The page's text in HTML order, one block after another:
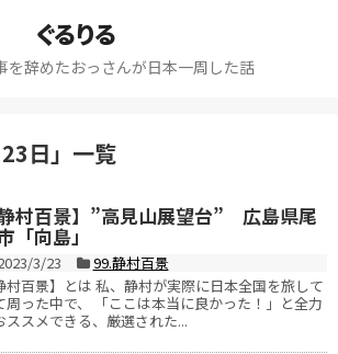
ぐるりる
を辞めたおっさんが日本一周した話
日」 一覧
静村百景】”高見山展望台” 広島県尾
「向島」
3/23
99.静村百景
村百景】とは 私、静村が実際に日本全国を旅して
周った中で、 「ここは本当に良かった！」と全力
ススメできる、厳選された...